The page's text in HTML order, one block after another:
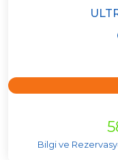
Bilgi ve